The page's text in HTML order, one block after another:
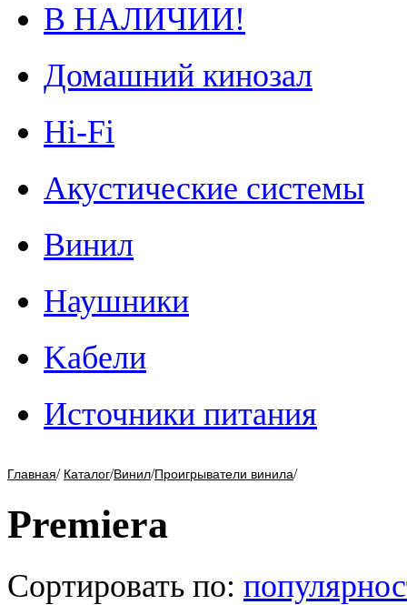
В НАЛИЧИИ!
Домашний кинозал
Hi-Fi
Акустические системы
Винил
Наушники
Kабели
Источники питания
Главная/ Каталог/Винил/Проигрыватели винила/
Premiera
Сортировать по: